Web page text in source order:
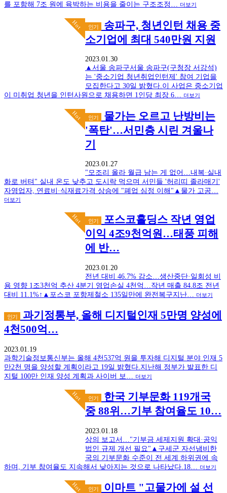
를 포함해 7조 원에 육박하는 비용을 줄이는 구조조정… 더보기
Hot 인기
송파구, 청년인턴 채용 중
소기업에 최대 540만원 지원
2023.01.30
▲서울 송파구서울 송파구(구청장 서강석)
는 '중소기업 청년취업인턴제' 참여 기업을
모집한다고 30일 밝혔다.이 사업은 중소기업
이 미취업 청년을 인턴사원으로 채용하면 1인당 최장 6… 더보기
Hot 인기
물가는 오르고 난방비는
'폭탄'…서민층 시린 겨울나
기
2023.01.27
"모조리 올라 월급 남는 게 없어…내복·실내
화로 버텨" 실내 온도 낮추고 도시락 먹으며 서민들 '허리띠 졸라매기'
자영업자, 연료비·식재료가격 상승에 "폐업 심정 이해"▲물가 고공…
더보기
Hot 인기
포스코홀딩스 작년 영업
이익 4조9천억원…태풍 피해
에 반…
2023.01.20
전년 대비 46.7% 감소…생산중단·일회성 비
용 영향 1조3천억 추산 4분기 영업손실 4천억…작년 매출 84.8조 전년
대비 11.1%↑▲포스코 포항제철소 135일만에 완전복구지난…
더보기
인기
과기정통부, 올해 디지털인재 5만명 양성에
4천500억…
2023.01.19
과학기술정보통신부는 올해 4천537억 원을 투자해 디지털 분야 인재 5
만2천 명을 양성할 계획이라고 19일 밝혔다.지난해 정부가 발표한 디
지털 100만 인재 양성 계획과 사이버 보…
더보기
Hot 인기
한국 기부문화 119개국
중 88위…기부 참여율도 10…
2023.01.18
상의 보고서…"기부금 세제지원 확대·공익
법인 규제 개선 필요"▲구세군 자선냄비한
국의 기부문화 수준이 전 세계 하위권에 속
하며, 기부 참여율도 지속해서 낮아지는 것으로 나타났다.18…
더보기
Hot 인기 이마트 "고물가에 설 선